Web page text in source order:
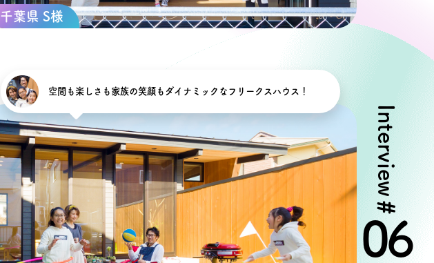
千葉県 S様
空間も楽しさも家族の笑顔もダイナミックなフリークスハウス！
Interview
#
06